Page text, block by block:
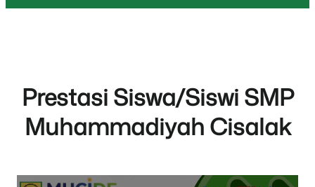
Prestasi Siswa/Siswi SMP
Muhammadiyah Cisalak